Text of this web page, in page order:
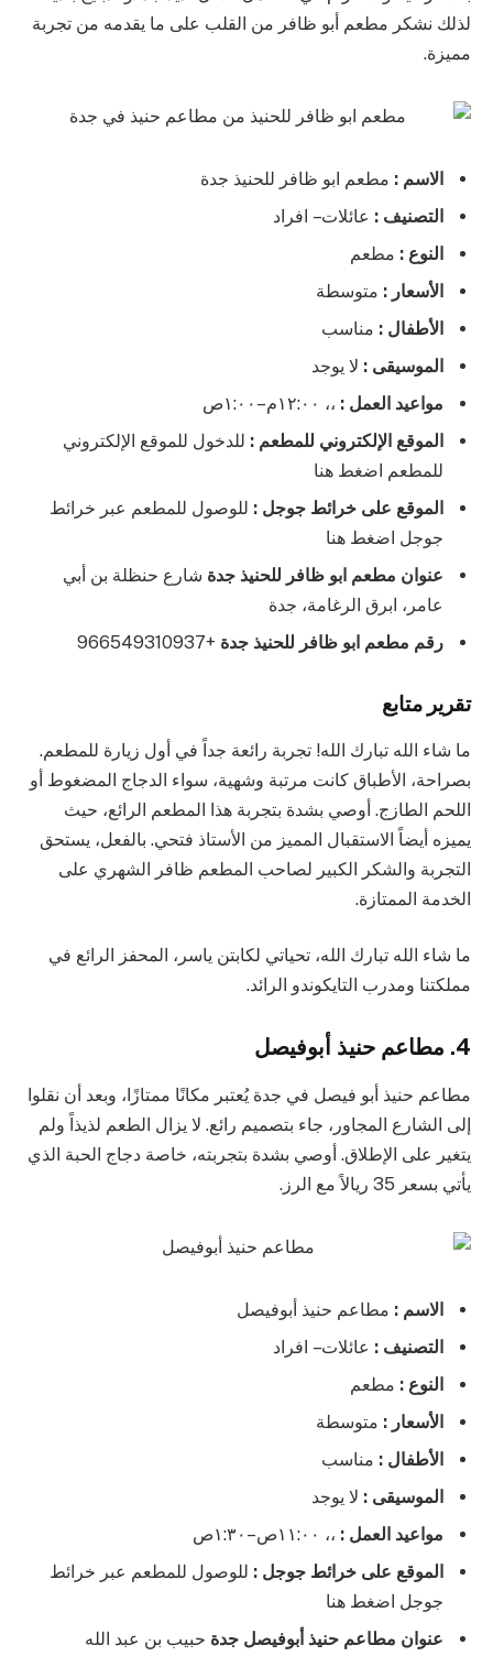
لذلك نشكر مطعم أبو ظافر من القلب على ما يقدمه من تجربة
مميزة.
الاسم : مطعم ابو ظافر للحنيذ جدة
التصنيف : عائلات – افراد
النوع : مطعم
الأسعار : متوسطة
الأطفال : مناسب
الموسيقى : لا يوجد
مواعيد العمل : ،، ١٢:٠٠م–١:٠٠ص
الموقع الإلكتروني للمطعم : للدخول للموقع الإلكتروني
للمطعم اضغط هنا
الموقع على خرائط جوجل : للوصول للمطعم عبر خرائط
جوجل اضغط هنا
عنوان مطعم ابو ظافر للحنيذ جدة شارع حنظلة بن أبي
عامر، ابرق الرغامة، جدة
رقم مطعم ابو ظافر للحنيذ جدة +966549310937
تقرير متابع
ما شاء الله تبارك الله! تجربة رائعة جداً في أول زيارة للمطعم.
بصراحة، الأطباق كانت مرتبة وشهية، سواء الدجاج المضغوط أو
اللحم الطازج. أوصي بشدة بتجربة هذا المطعم الرائع، حيث
يميزه أيضاً الاستقبال المميز من الأستاذ فتحي. بالفعل، يستحق
التجربة والشكر الكبير لصاحب المطعم ظافر الشهري على
الخدمة الممتازة.
ما شاء الله تبارك الله، تحياتي لكابتن ياسر، المحفز الرائع في
مملكتنا ومدرب التايكوندو الرائد.
4. مطاعم حنيذ أبوفيصل
مطاعم حنيذ أبو فيصل في جدة يُعتبر مكانًا ممتازًا، وبعد أن نقلوا
إلى الشارع المجاور، جاء بتصميم رائع. لا يزال الطعم لذيذاً ولم
يتغير على الإطلاق. أوصي بشدة بتجربته، خاصة دجاج الحبة الذي
يأتي بسعر 35 ريالاً مع الرز.
الاسم : مطاعم حنيذ أبوفيصل
التصنيف : عائلات – افراد
النوع : مطعم
الأسعار : متوسطة
الأطفال : مناسب
الموسيقى : لا يوجد
مواعيد العمل : ،، ١١:٠٠ص–١:٣٠ص
الموقع على خرائط جوجل : للوصول للمطعم عبر خرائط
جوجل اضغط هنا
عنوان مطاعم حنيذ أبوفيصل جدة حبيب بن عبد الله